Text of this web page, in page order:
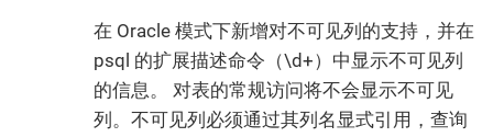
在 Oracle 模式下新增对不可见列的支持，并在
psql 的扩展描述命令（\d+）中显示不可见列
的信息。 对表的常规访问将不会显示不可见
列。不可见列必须通过其列名显式引用，查询